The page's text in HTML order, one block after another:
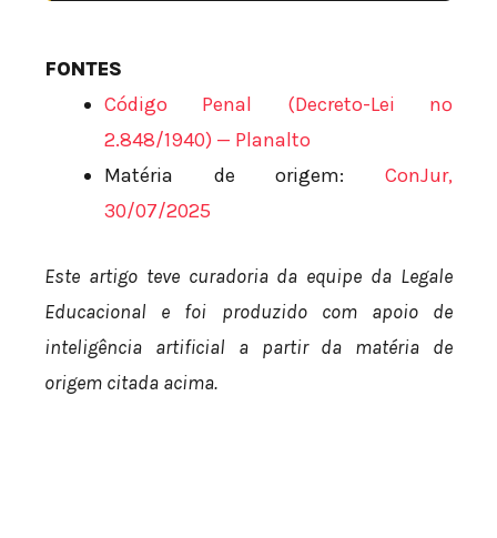
FONTES
Código Penal (Decreto-Lei nº
2.848/1940) — Planalto
Matéria de origem: ConJur,
30/07/2025
Este artigo teve curadoria da equipe da Legale
Educacional e foi produzido com apoio de
inteligência artificial a partir da matéria de
origem citada acima.